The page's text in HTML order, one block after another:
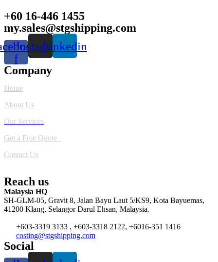
+60 16-446 1455
my.sales@stgshipping.com
f
InstagramLinkedin
Company
Home
About Us
Our Services
Get a Free Quote
Contact Us
Reach us
Malaysia HQ
SH-GLM-05, Gravit 8, Jalan Bayu Laut 5/KS9, Kota Bayuemas,
41200 Klang, Selangor Darul Ehsan, Malaysia.
+603-3319 3133 , +603-3318 2122, +6016-351 1416
costing@stgshipping.com
Social